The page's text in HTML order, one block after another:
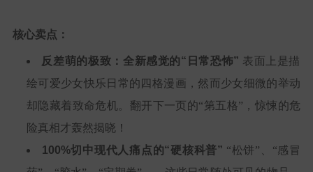
核心卖点：
反差萌的极致：全新感觉的“日常恐怖” 表面上是描
绘可爱少女快乐日常的四格漫画，然而少女细微的举动
却隐藏着致命危机。翻开下一页的“第五格”，惊悚的危
险真相才轰然揭晓！
100%切中现代人痛点的“硬核科普” “松饼”、“感冒